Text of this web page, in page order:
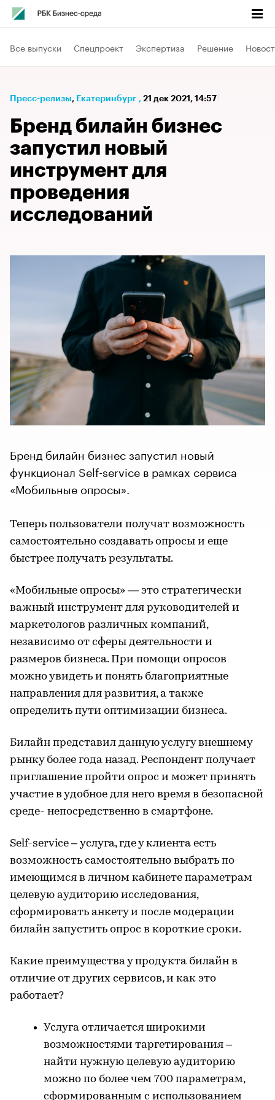
Все выпуски Спецпроект Экспертиза Решение
Пресс-релизы⁠, Екатеринбург , 21 дек 2021, 14:57
Бренд билайн бизнес
запустил новый
инструмент для
проведения
исследований
Бренд билайн бизнес запустил новый
функционал Self-service в рамках сервиса
«Мобильные опросы».
Теперь пользователи получат возможность
самостоятельно создавать опросы и еще
быстрее получать результаты.
«Мобильные опросы» — это стратегически
важный инструмент для руководителей и
маркетологов различных компаний,
независимо от сферы деятельности и
размеров бизнеса. При помощи опросов
можно увидеть и понять благоприятные
направления для развития, а также
определить пути оптимизации бизнеса.
Билайн представил данную услугу внешнему
рынку более года назад. Респондент получает
приглашение пройти опрос и может принять
участие в удобное для него время в безопасной
среде- непосредственно в смартфоне.
Self-service – услуга, где у клиента есть
возможность самостоятельно выбрать по
имеющимся в личном кабинете параметрам
целевую аудиторию исследования,
сформировать анкету и после модерации
билайн запустить опрос в короткие сроки.
Какие преимущества у продукта билайн в
отличие от других сервисов, и как это
работает?
Услуга отличается широкими
возможностями таргетирования –
найти нужную целевую аудиторию
можно по более чем 700 параметрам,
сформированным с использованием